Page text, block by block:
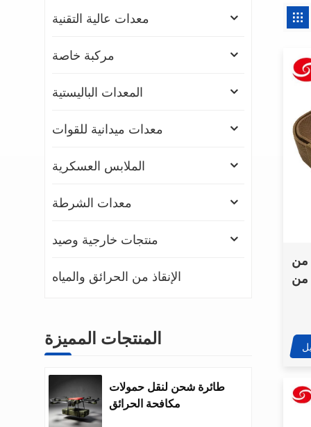
من
من
معدات عالية التقنية
مركبة خاصة
المعدات الباليستية
معدات ميدانية للقوات
الملابس العسكرية
معدات الشرطة
منتجات خارجية وصيد
الإنقاذ من الحرائق والمياه
المنتجات المميزة
طائرة شحن لنقل حمولات
مكافحة الحرائق